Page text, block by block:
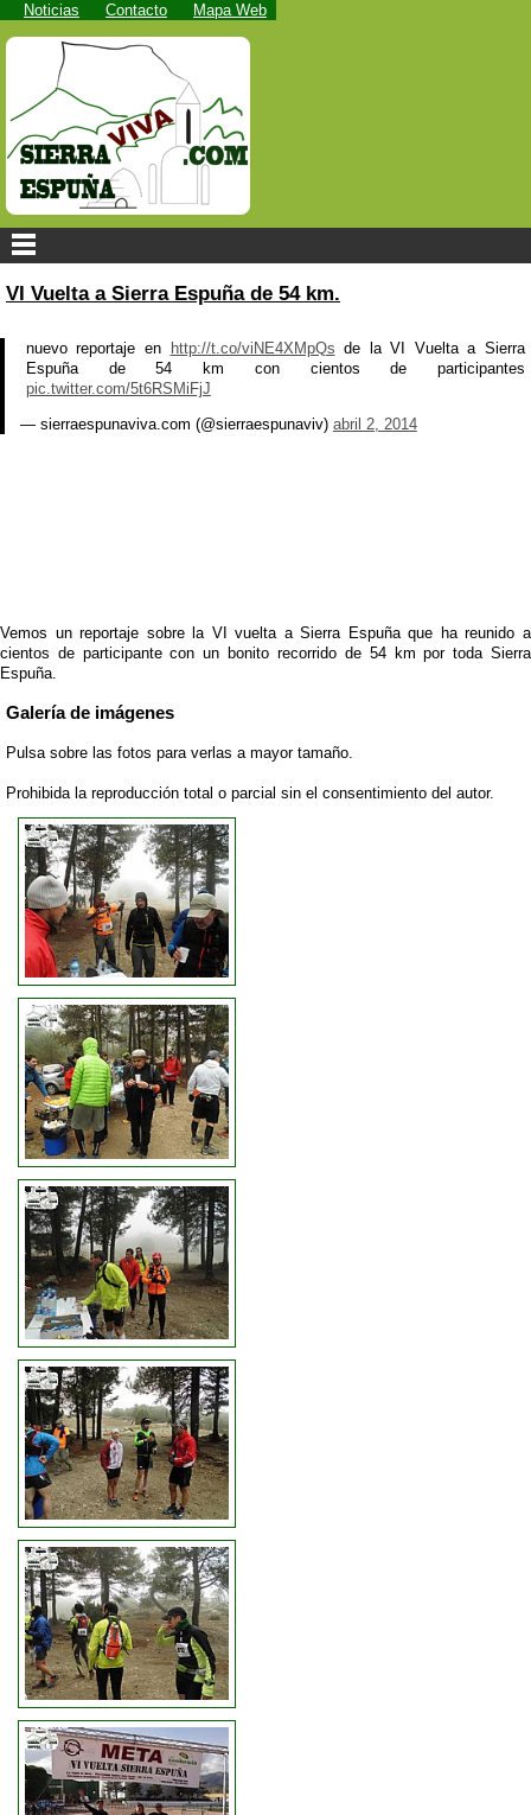
Noticias Contacto Mapa Web
VI Vuelta a Sierra Espuña de 54 km.
nuevo reportaje en http://t.co/viNE4XMpQs de la VI Vuelta a Sierra
Espuña de 54 km con cientos de participantes
pic.twitter.com/5t6RSMiFjJ
— sierraespunaviva.com (@sierraespunaviv) abril 2, 2014
Vemos un reportaje sobre la VI vuelta a Sierra Espuña que ha reunido a
cientos de participante con un bonito recorrido de 54 km por toda Sierra
Espuña.
Galería de imágenes
Pulsa sobre las fotos para verlas a mayor tamaño.
Prohibida la reproducción total o parcial sin el consentimiento del autor.